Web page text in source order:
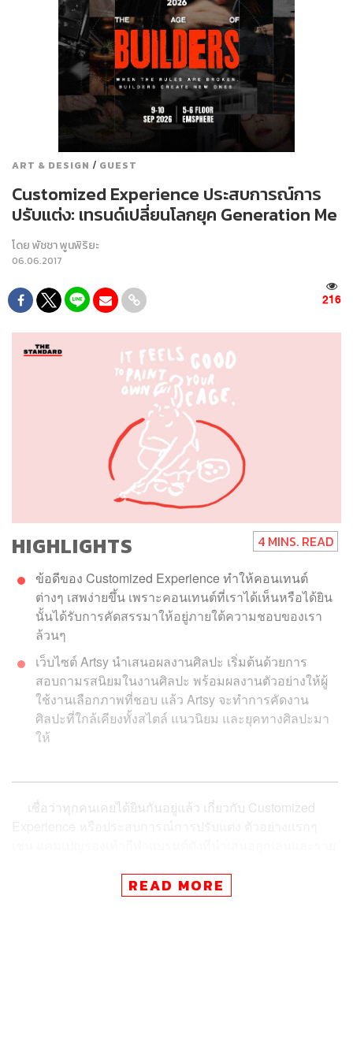
ART & DESIGN / GUEST
Customized Experience ประสบการณ์การ
ปรับแต่ง: เทรนด์เปลี่ยนโลกยุค Generation Me
โดยพัชชา พูนพิริยะ
06.06.2017
216
HIGHLIGHTS 4 MINS. READ
ข้อดีของ Customized Experience ทำให้คอนเทนต์
ต่างๆ เสพง่ายขึ้น เพราะคอนเทนต์ที่เราได้เห็นหรือได้ยิน
นั้นได้รับการคัดสรรมาให้อยู่ภายใต้ความชอบของเรา
ล้วนๆ
เว็บไซต์ Artsy นำเสนอผลงานศิลปะ เริ่มต้นด้วยการ
สอบถามรสนิยมในงานศิลปะ พร้อมผลงานตัวอย่างให้ผู้
ใช้งานเลือกภาพที่ชอบ แล้ว Artsy จะทำการคัดงาน
ศิลปะที่ใกล้เคียงทั้งสไตล์ แนวนิยม และยุคทางศิลปะมา
ให้
เชื่อว่าทุกคนเคยได้ยินกันอยู่แล้ว เกี่ยวกับ Customized
รองเท้า หรือกระทั่งวัสดุที่ใช้ทำรองเท้าคู่นั้นๆ ถึงแม้ว่าราคา
ของรองเท้ากีฬาแบบปรับแต่งเองจะแพงกว่าปกติ แต่เรากลับ
READ MORE